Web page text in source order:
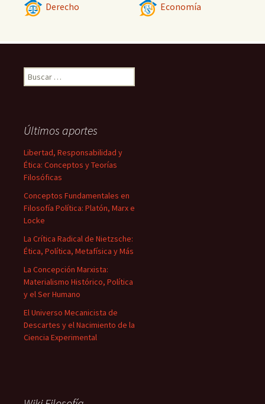
Derecho Economía
Buscar:
Últimos aportes
Libertad, Responsabilidad y
Ética: Conceptos y Teorías
Filosóficas
Conceptos Fundamentales en
Filosofía Política: Platón, Marx e
Locke
La Crítica Radical de Nietzsche:
Ética, Política, Metafísica y Más
La Concepción Marxista:
Materialismo Histórico, Política
y el Ser Humano
El Universo Mecanicista de
Descartes y el Nacimiento de la
Ciencia Experimental